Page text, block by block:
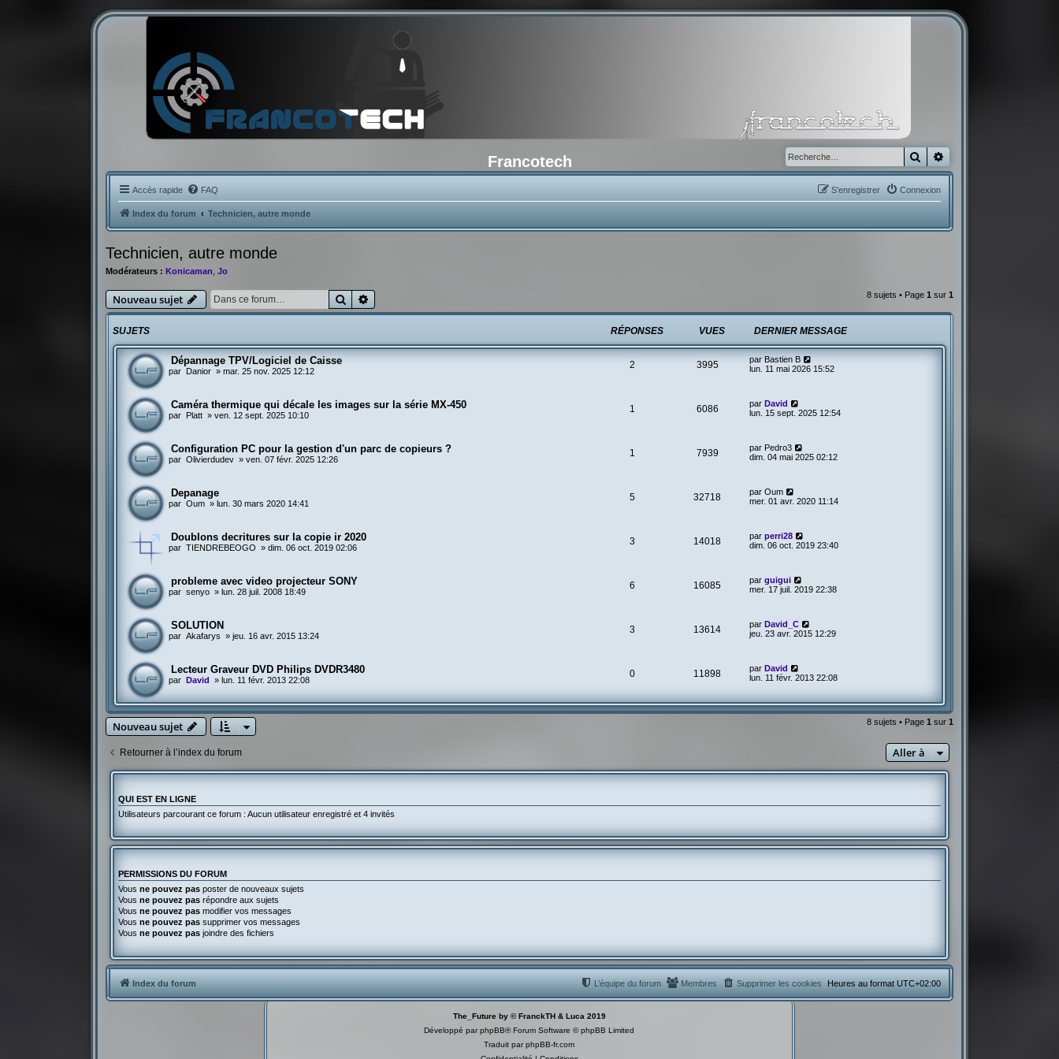
Francotech Rechercher
Accès rapide FAQ Connexion
S’enregistrer
Index du forum Technicien, autre monde
Technicien, autre monde
Modérateurs : Konicaman,Jo
Nouveau sujet Rechercher 8 sujets • Page 1 sur 1
SUJETS RÉPONSES VUES DERNIER MESSAGE
Dépannage TPV/Logiciel de Caisse
par Danior »mar. 25 nov. 2025 12:12
2 3995 par Bastien B
lun. 11 mai 2026 15:52
Caméra thermique qui décale les images sur la série MX-450
par Platt »ven. 12 sept. 2025 10:10
1 6086 par David
lun. 15 sept. 2025 12:54
Configuration PC pour la gestion d'un parc de copieurs ?
par Olivierdudev »ven. 07 févr. 2025 12:26
1 7939 par Pedro3
dim. 04 mai 2025 02:12
Depanage
par Oum »lun. 30 mars 2020 14:41
5 32718 par Oum
mer. 01 avr. 2020 11:14
Doublons decritures sur la copie ir 2020
par TIENDREBEOGO »dim. 06 oct. 2019 02:06
3 14018 par perri28
dim. 06 oct. 2019 23:40
probleme avec video projecteur SONY
par senyo »lun. 28 juil. 2008 18:49
6 16085 par guigui
mer. 17 juil. 2019 22:38
SOLUTION
par Akafarys »jeu. 16 avr. 2015 13:24
3 13614 par David_C
jeu. 23 avr. 2015 12:29
Lecteur Graveur DVD Philips DVDR3480
par David »lun. 11 févr. 2013 22:08
0 11898 par David
lun. 11 févr. 2013 22:08
Nouveau sujet 8 sujets • Page 1 sur 1
Retourner à l’index du forum Aller à
QUI EST EN LIGNE
Utilisateurs parcourant ce forum : Aucun utilisateur enregistré et 4 invités
PERMISSIONS DU FORUM
Vousne pouvez pas poster de nouveaux sujets
Vousne pouvez pas répondre aux sujets
Vousne pouvez pas modifier vos messages
Vousne pouvez pas supprimer vos messages
Vousne pouvez pas joindre des fichiers
Index du forum Heures au format UTC+02:00
Supprimer les cookies
Membres
L’équipe du forum
The_Future by © FranckTH & Luca 2019
Développé parphpBB® Forum Software © phpBB Limited
Traduit parphpBB-fr.com